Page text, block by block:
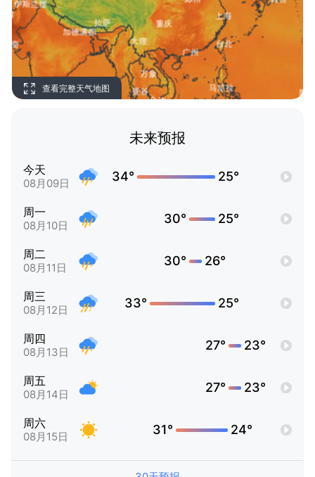
查看完整天气地图
未来预报
今天
08月09日 34° 25°
周一
08月10日 30° 25°
周二
08月11日 30° 26°
周三
08月12日 33° 25°
周四
08月13日 27° 23°
周五
08月14日 27° 23°
周六
08月15日 31° 24°